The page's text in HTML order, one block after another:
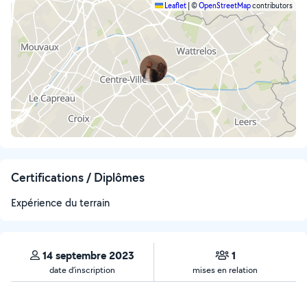
Leaflet ©OpenStreetMapcontributors
Certifications / Diplômes
Expérience du terrain
14 septembre 2023
date d’inscription
1
mises en relation